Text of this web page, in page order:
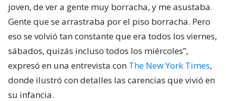
joven, de ver a gente muy borracha, y me asustaba.
Gente que se arrastraba por el piso borracha. Pero
eso se volvió tan constante que era todos los viernes,
sábados, quizás incluso todos los miércoles”,
expresó en una entrevista con The New York Times,
donde ilustró con detalles las carencias que vivió en
su infancia.